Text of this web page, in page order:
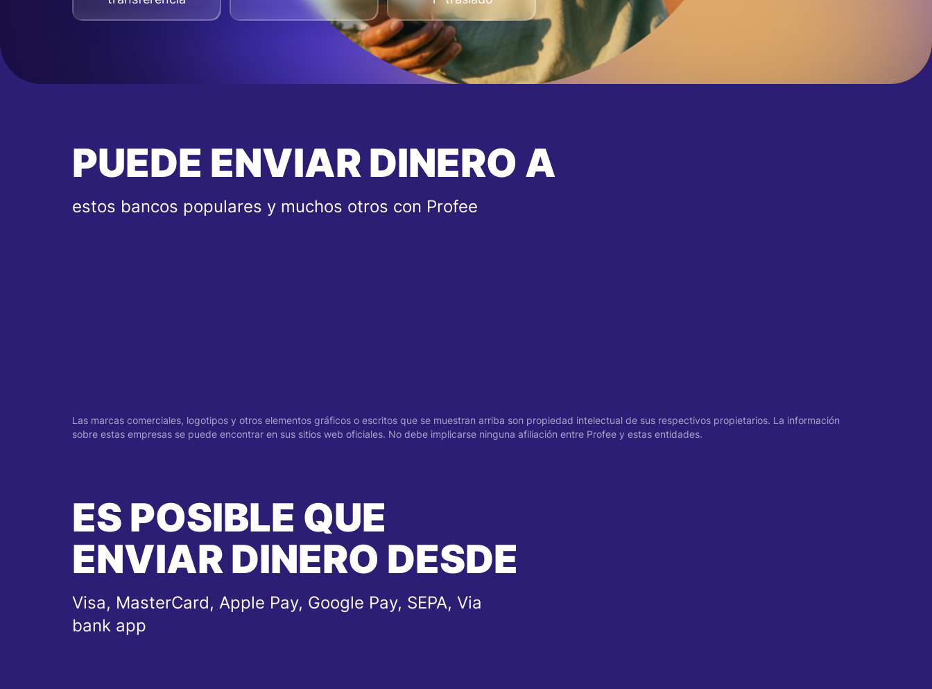
PUEDE ENVIAR DINERO A
estos bancos populares y muchos otros con Profee
Las marcas comerciales, logotipos y otros elementos gráficos o escritos que se muestran arriba son propiedad intelectual de sus respectivos propietarios. La información
sobre estas empresas se puede encontrar en sus sitios web oficiales. No debe implicarse ninguna afiliación entre Profee y estas entidades.
ES POSIBLE QUE
ENVIAR DINERO DESDE
Visa, MasterCard, Apple Pay, Google Pay, SEPA, Via
bank app